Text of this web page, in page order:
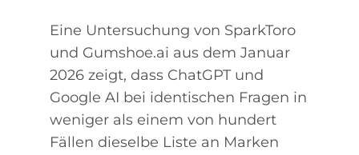
Eine Untersuchung von SparkToro
und Gumshoe.ai aus dem Januar
2026 zeigt, dass ChatGPT und
Google AI bei identischen Fragen in
weniger als einem von hundert
Fällen dieselbe Liste an Marken